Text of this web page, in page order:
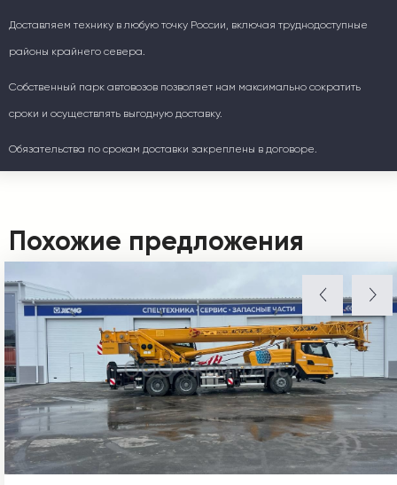
Доставляем технику в любую точку России, включая труднодоступные
районы крайнего севера.
Собственный парк автовозов позволяет нам максимально сократить
сроки и осуществлять выгодную доставку.
Обязательства по срокам доставки закреплены в договоре.
Похожие предложения